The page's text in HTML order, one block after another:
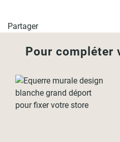
- L210cm x H250cm / L214cm
Partager
Pour compléter